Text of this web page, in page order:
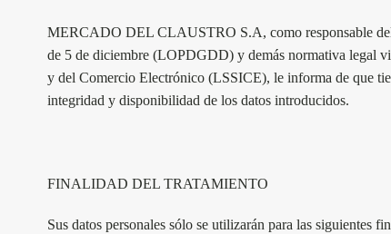
MERCADO DEL CLAUSTRO S.A, como responsable
de 5 de diciembre (LOPDGDD) y demás normativa legal
y del Comercio Electrónico (LSSICE), le informa de que
integridad y disponibilidad de los datos introducidos.
FINALIDAD DEL TRATAMIENTO
Sus datos personales sólo se utilizarán para las siguientes